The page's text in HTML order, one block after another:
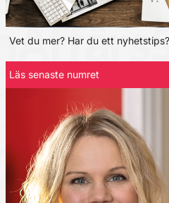
Vet du mer? Har du ett
Läs senaste numret